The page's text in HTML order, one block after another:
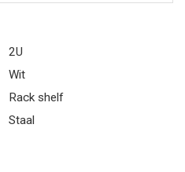
2U
Wit
Rack shelf
Staal